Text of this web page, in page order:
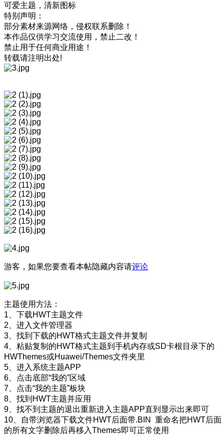
可爱主题，清新图标
特别声明：
部分素材来源网络，侵权联系删除！
本作品仅供学习交流使用，禁止二改！
禁止用于任何商业用途！
转载请注明出处!
游客，如果您要查看本帖隐藏内容请评论
主题使用方法：
1、下载HWT主题文件
2、进入文件管理器
3、找到下载的HWT格式主题文件并复制
4、粘贴复制的HWT格式主题到手机内存或SD卡根目录下的
HWThemes或Huawei/Themes文件夹里
5、进入系统主题APP
6、点击底部“我的”区域
7、点击“我的主题”板块
8、找到HWT主题并应用
9、找不到主题的退出重新进入主题APP直到显示出来即可
10、自带浏览器下载文件HWT后面带.BIN 重命名把HWT后面
的所有文字删除后再移入Themes即可正常使用